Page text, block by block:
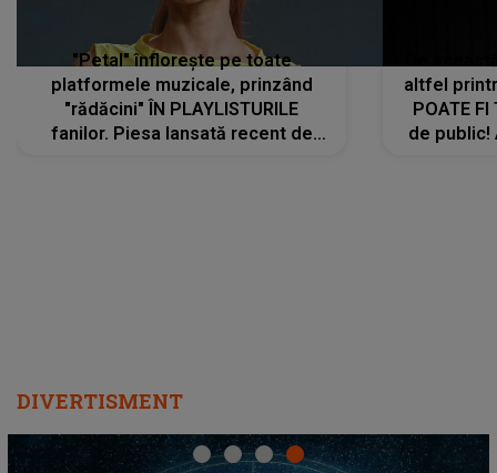
"Petal" înflorește pe toate
platformele muzicale, prinzând
"rădăcini" ÎN PLAYLISTURILE
fanilor. Piesa lansată recent de
altfel
POATE FI
de public!
DIVERTISMENT